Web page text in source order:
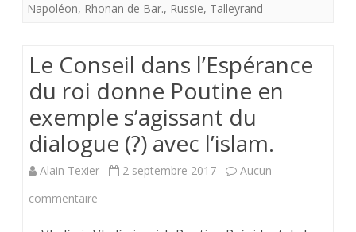
Jules
d’Aurevilly
Napoléon, Rhonan de Bar., Russie, Talleyrand
Le Conseil dans l’Espérance
du roi donne Poutine en
exemple s’agissant du
dialogue (?) avec l’islam.
Alain Texier 2 septembre 2017
Aucun
commentaire